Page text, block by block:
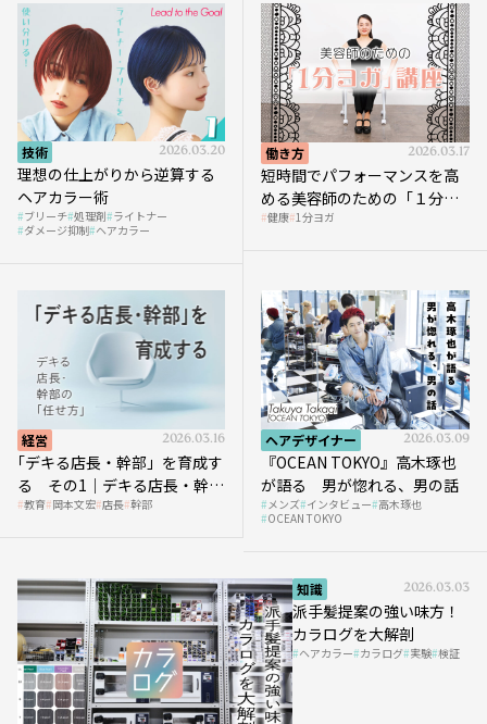
技術 2026.03.20
理想の仕上がりから逆算する
ヘアカラー術
ブリーチ 処理剤 ライトナー
ダメージ抑制 ヘアカラー
働き方 2026.03.17
短時間でパフォーマンスを高
める美容師のための「１分ヨ
ガ」講座｜実践編
健康 1分ヨガ
経営 2026.03.16
｢デキる店長・幹部」を育成す
る その1｜デキる店長・幹部
の「任せ方」
教育 岡本文宏 店長 幹部
ヘアデザイナー 2026.03.09
『OCEAN TOKYO』高木琢也
が語る 男が惚れる、男の話
メンズ インタビュー 高木琢也
OCEAN TOKYO
知識 2026.03.03
派手髪提案の強い味方！
カラログを大解剖
ヘアカラー カラログ 実験 検証